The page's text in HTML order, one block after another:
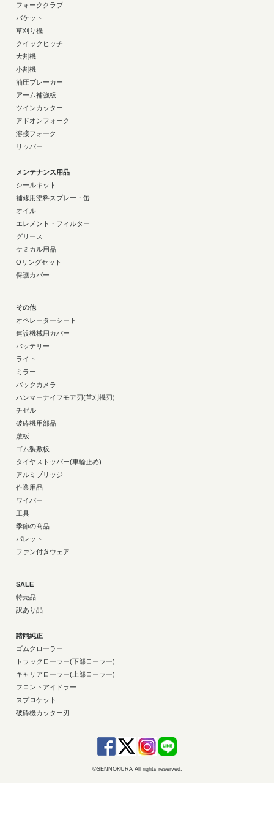
フォーククラブ
バケット
草刈り機
クイックヒッチ
大割機
小割機
油圧ブレーカー
アーム補強板
ツインカッター
アドオンフォーク
溶接フォーク
リッパー
メンテナンス用品
シールキット
補修用塗料スプレー・缶
オイル
エレメント・フィルター
グリース
ケミカル用品
Oリングセット
保護カバー
その他
オペレーターシート
建設機械用カバー
バッテリー
ライト
ミラー
バックカメラ
ハンマーナイフモア刃(草刈機刃)
チゼル
破砕機用部品
敷板
ゴム製敷板
タイヤストッパー(車輪止め)
アルミブリッジ
作業用品
ワイパー
工具
季節の商品
パレット
ファン付きウェア
SALE
特売品
訳あり品
諸岡純正
ゴムクローラー
トラックローラー(下部ローラー)
キャリアローラー(上部ローラー)
フロントアイドラー
スプロケット
破砕機カッター刃
©SENNOKURA All rights reserved.